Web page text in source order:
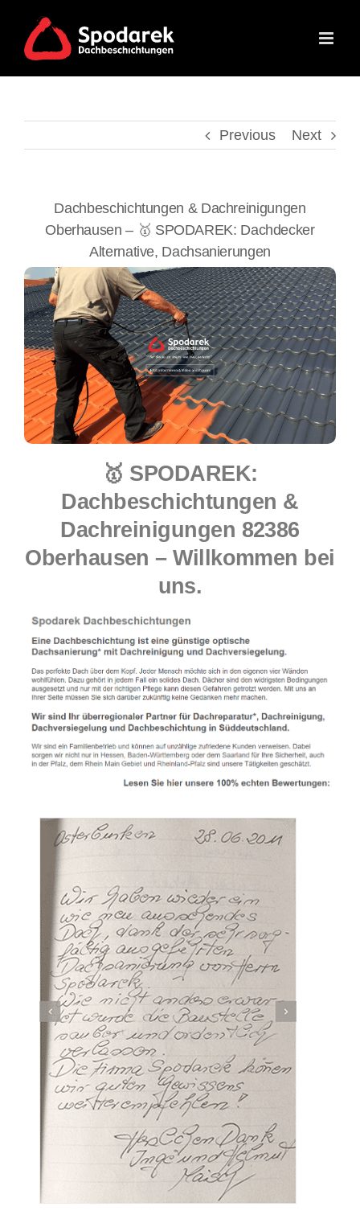
content
Previous Next
Dachbeschichtungen & Dachreinigungen
Oberhausen – 🥇 SPODAREK: Dachdecker
Alternative, Dachsanierungen
🥇 SPODAREK:
Dachbeschichtungen &
Dachreinigungen 82386
Oberhausen – Willkommen bei
uns.